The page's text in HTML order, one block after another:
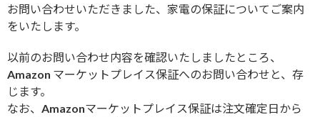
お問い合わせいただきました、家電の保証についてご案内
をいたします。
以前のお問い合わせ内容を確認いたしましたところ、
Amazon マーケットプレイス保証へのお問い合わせと、存
じます。
なお、Amazonマーケットプレイス保証は注文確定日から